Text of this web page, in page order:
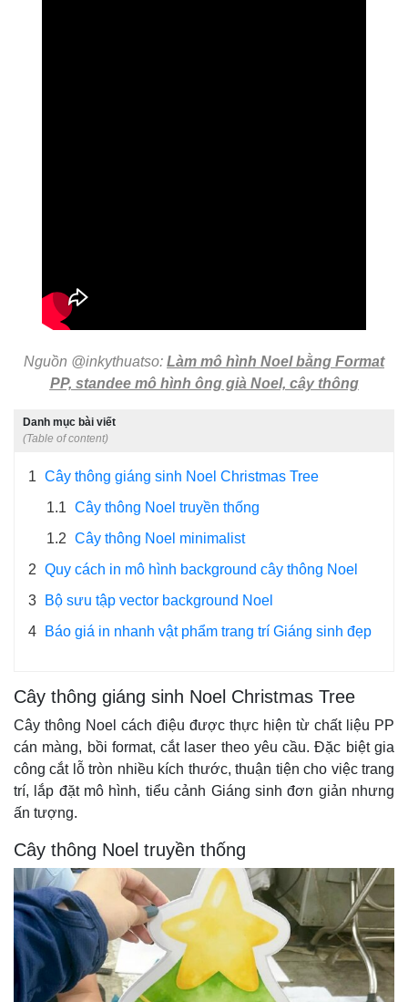
Nguồn @inkythuatso: Làm mô hình Noel bằng Format
PP, standee mô hình ông già Noel, cây thông
Danh mục bài viết
(Table of content)
1 Cây thông giáng sinh Noel Christmas Tree
1.1 Cây thông Noel truyền thống
1.2 Cây thông Noel minimalist
2 Quy cách in mô hình background cây thông Noel
3
Bộ sưu tập vector background Noel
4
Báo giá in nhanh vật phẩm trang trí Giáng sinh đẹp
Cây thông giáng sinh Noel Christmas Tree
Cây thông Noel cách điệu được thực hiện từ chất liệu PP
cán màng, bồi format, cắt laser theo yêu cầu. Đặc biệt gia
công cắt lỗ tròn nhiều kích thước, thuận tiện cho việc trang
trí, lắp đặt mô hình, tiểu cảnh Giáng sinh đơn giản nhưng
ấn tượng.
Cây thông Noel truyền thống